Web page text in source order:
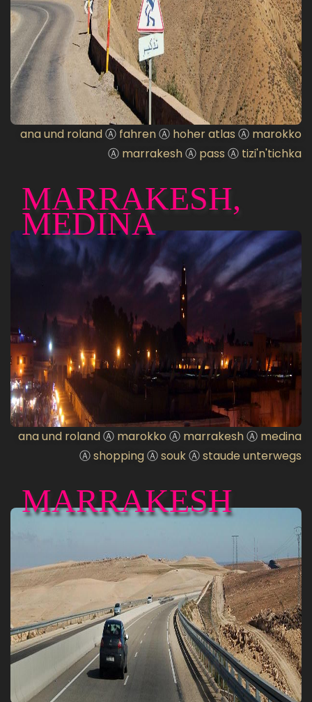
ana und rolandⒶ fahrenⒶ hoher atlas Ⓐ marokko
Ⓐ marrakeshⒶ pass Ⓐ tizi'n'tichka
MARRAKESH,
MEDINA
ana und rolandⒶ marokko Ⓐ marrakeshⒶ medina
ⒶshoppingⒶsoukⒶstaude unterwegs
MARRAKESH